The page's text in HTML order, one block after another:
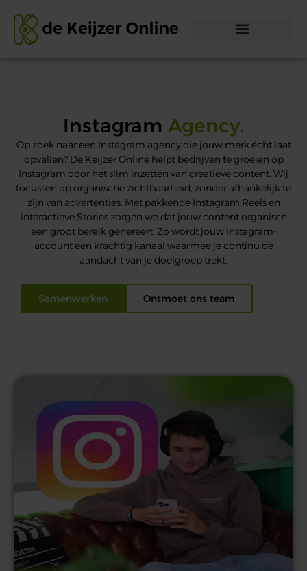
Instagram Agency.
Op zoek naar een Instagram agency die jouw merk écht laat
opvallen? De Keijzer Online helpt bedrijven te groeien op
Instagram door het slim inzetten van creatieve content. Wij
focussen op organische zichtbaarheid, zonder afhankelijk te
zijn van advertenties. Met pakkende Instagram Reels en
interactieve Stories zorgen we dat jouw content organisch
een groot bereik genereert. Zo wordt jouw Instagram-
account een krachtig kanaal waarmee je continu de
aandacht van je doelgroep trekt.
Samenwerken Ontmoet ons team